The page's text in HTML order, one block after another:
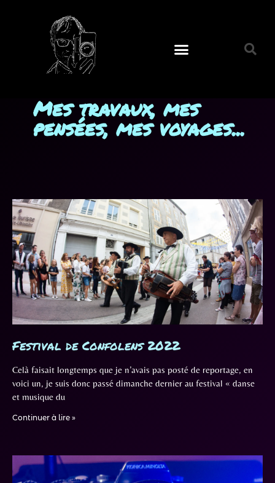
Mes travaux, mes
pensées, mes voyages...
Festival de Confolens 2022
Celà faisait longtemps que je n’avais pas posté de reportage, en
voici un, je suis donc passé dimanche dernier au festival « danse
et musique du
Continuer à lire »